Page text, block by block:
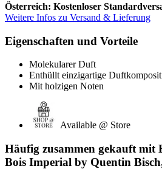
Österreich: Kostenloser
Weitere Infos zu Versand & Lieferung
Eigenschaften und Vorteile
Molekularer Duft
Enthüllt einzigartige
Mit holzigen Noten
Available @ Store
Häufig zusammen gekauft mit
Bois Imperial by Quentin